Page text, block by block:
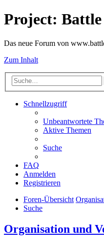
Project:
Das neue Forum von
Zum Inhalt
Schnellzugriff
Unbeantwortete
Aktive Themen
Suche
FAQ
Anmelden
Registrieren
Foren-Übersicht
Suche
Organisation und